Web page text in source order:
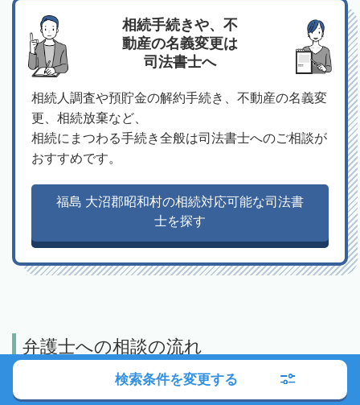
相続手続きや、不
動産の名義変更は
司法書士へ
相続人調査や預貯金の解約手続き、不動産の名義変
更、相続放棄など、
相続にまつわる手続き全般は司法書士へのご相談が
おすすめです。
福島 大沼郡昭和村の相続対応可能な司法書
士を探す
弁護士への相談の流れ
01
検索条件を変更する